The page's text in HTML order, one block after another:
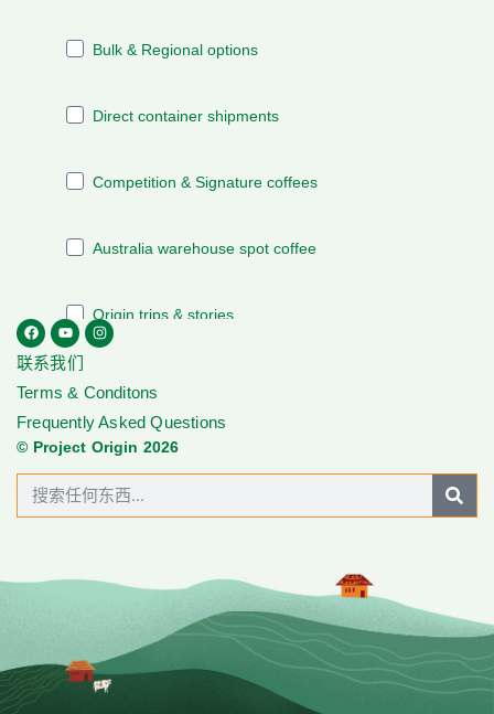
联系我们
Terms & Conditons
Frequently Asked Questions
© Project Origin 2026